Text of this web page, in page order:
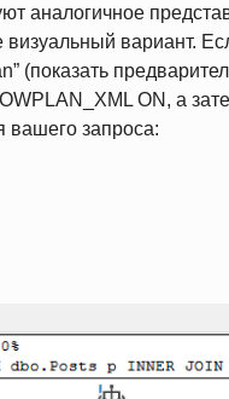
аналогичное
вариант.
(показать
ON, а
вашего запроса: